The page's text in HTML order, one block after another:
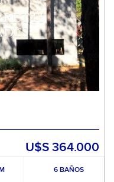
U$S 364.000
6 BAÑOS